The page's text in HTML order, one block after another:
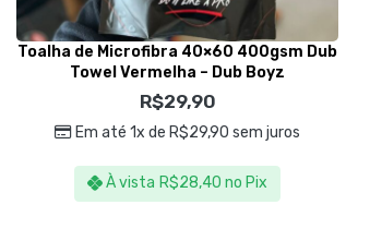
Toalha de Microfibra 40×60 400gsm Dub
Towel Vermelha – Dub Boyz
R$29,90
Em até 1x de R$29,90 sem juros
À vista R$28,40 no Pix